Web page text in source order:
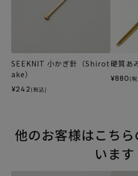
SEEKNIT 小かぎ針（Shirot
ake）
¥242 (税込)
硬質
¥880 (
他のお客様はこち
います